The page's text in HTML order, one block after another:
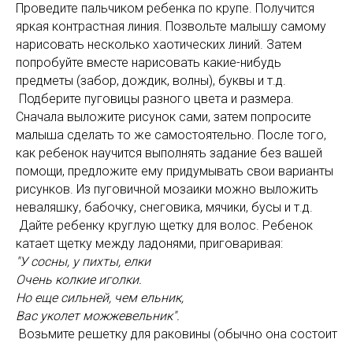
Проведите пальчиком ребенка по крупе. Получится
яркая контрастная линия. Позвольте малышу самому
нарисовать несколько хаотических линий. Затем
попробуйте вместе нарисовать какие-нибудь
предметы (забор, дождик, волны), буквы и т.д.
Подберите пуговицы разного цвета и размера.
Сначала выложите рисунок сами, затем попросите
малыша сделать то же самостоятельно. После того,
как ребенок научится выполнять задание без вашей
помощи, предложите ему придумывать свои варианты
рисунков. Из пуговичной мозаики можно выложить
неваляшку, бабочку, снеговика, мячики, бусы и т.д.
Дайте ребенку круглую щетку для волос. Ребенок
катает щетку между ладонями, приговаривая:
"У сосны, у пихты, елки
Очень колкие иголки.
Но еще сильней, чем ельник,
Вас уколет можжевельник".
Возьмите решетку для раковины (обычно она состоит